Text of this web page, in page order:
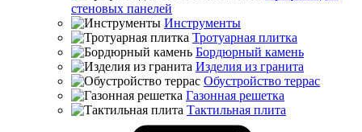
стеновых панелей
Инструменты
Тротуарная плитка
Бордюрный камень
Изделия из гранита
Обустройство террас
Газонная решетка
Тактильная плита